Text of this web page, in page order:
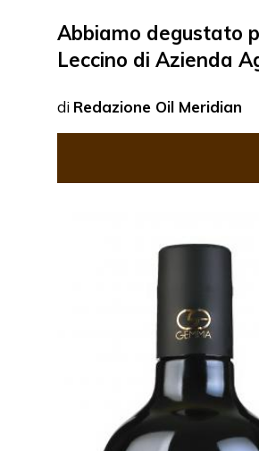
Abbiamo degustato
Leccino di Azienda
di Redazione Oil Meridian